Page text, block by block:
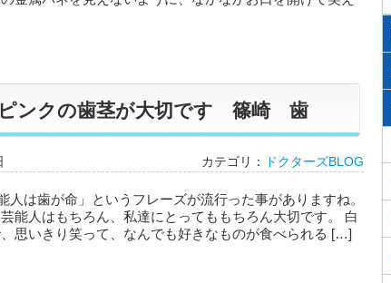
ンクの歯茎が大切です 篠崎 歯
カテゴリ： ドクターズBLOG
人は歯が命」というフレーズが流行った事がありますね。
能人はもちろん、私達にとってももちろん大切です。 白
思いきり笑って、なんでも好きなものが食べられる […]